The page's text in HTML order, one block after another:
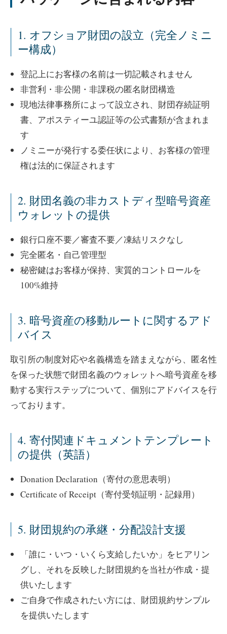
1. オフショア財団の設立（完全ノミニ
ー構成）
登記上にお客様の名前は一切記載されません
非営利・非公開・非課税の匿名財団構造
現地法律事務所によって設立され、財団存続証明
書、アポスティーユ認証等の公式書類が含まれま
す
ノミニーが発行する委任状により、お客様の管理
権は法的に保証されます
2. 財団名義の非カストディ型暗号資産
ウォレットの提供
銀行口座不要／審査不要／凍結リスクなし
完全匿名・自己管理型
秘密鍵はお客様が保持、実質的コントロールを
100%維持
3. 暗号資産の移動ルートに関するアド
バイス
取引所の制度対応や名義構造を踏まえながら、匿名性
を保った状態で財団名義のウォレットへ暗号資産を移
動する実行ステップについて、個別にアドバイスを行
っております。
4. 寄付関連ドキュメントテンプレート
の提供（英語）
Donation Declaration（寄付の意思表明）
Certificate of Receipt（寄付受領証明・記録用）
5. 財団規約の承継・分配設計支援
「誰に・いつ・いくら支給したいか」をヒアリン
グし、それを反映した財団規約を当社が作成・提
供いたします
ご自身で作成されたい方には、財団規約サンプル
を提供いたします